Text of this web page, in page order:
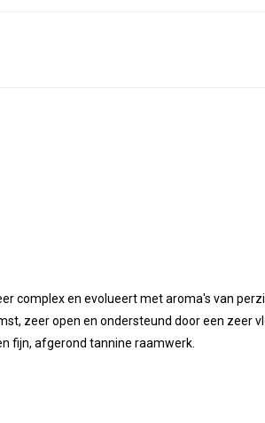
complex en evolueert met aroma's van
zeer open en ondersteund door een zeer
fijn, afgerond tannine raamwerk.